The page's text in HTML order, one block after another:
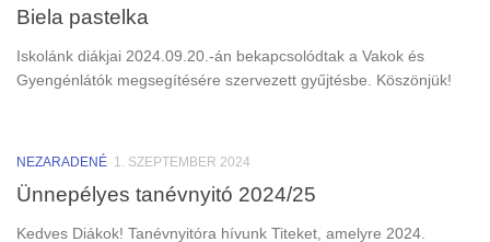
Biela pastelka
Iskolánk diákjai 2024.09.20.-án bekapcsolódtak a Vakok és
Gyengénlátók megsegítésére szervezett gyűjtésbe. Köszönjük!
NEZARADENÉ 1. SZEPTEMBER 2024
Ünnepélyes tanévnyitó 2024/25
Kedves Diákok! Tanévnyitóra hívunk Titeket, amelyre 2024.